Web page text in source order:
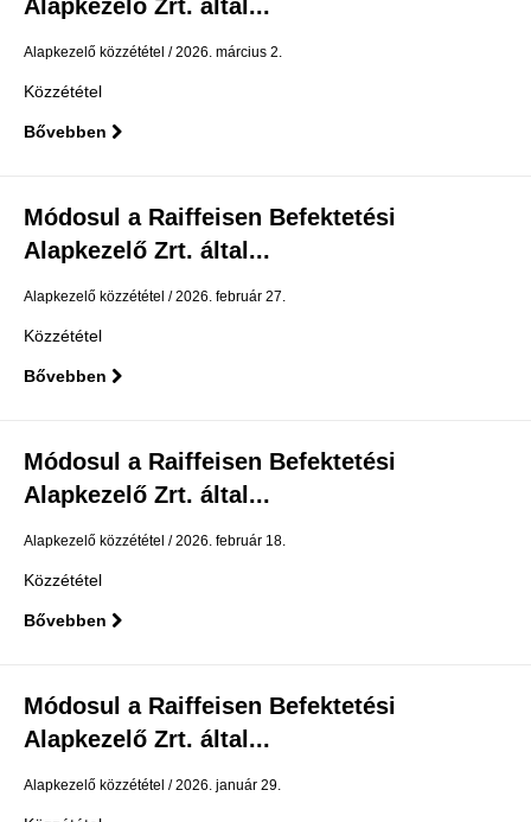
Alapkezelő Zrt. által...
Alapkezelő közzététel 2026. március 2.
Közzététel
Bővebben
Módosul a Raiffeisen Befektetési
Alapkezelő Zrt. által...
Alapkezelő közzététel 2026. február 27.
Közzététel
Bővebben
Módosul a Raiffeisen Befektetési
Alapkezelő Zrt. által...
Alapkezelő közzététel 2026. február 18.
Közzététel
Bővebben
Módosul a Raiffeisen Befektetési
Alapkezelő Zrt. által...
Alapkezelő közzététel 2026. január 29.